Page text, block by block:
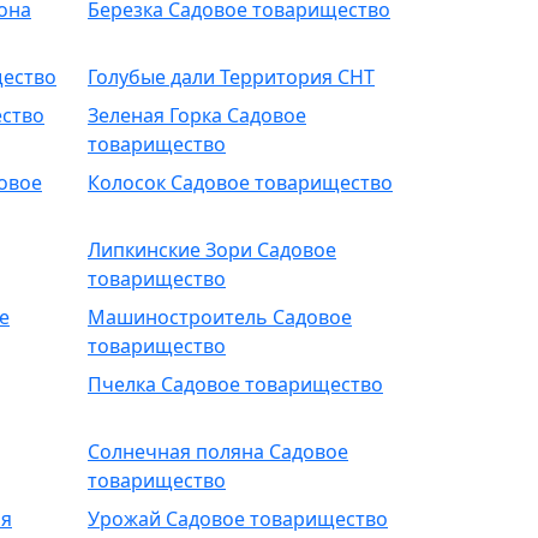
Березка Садовое товарищество
Голубые дали Территория СНТ
Зеленая Горка Садовое
товарищество
Колосок Садовое товарищество
Липкинские Зори Садовое
товарищество
Машиностроитель Садовое
товарищество
Пчелка Садовое товарищество
Солнечная поляна Садовое
товарищество
Урожай Садовое товарищество